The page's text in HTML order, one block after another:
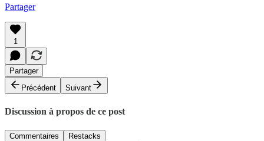
Partager
1
Partager
Précédent
Suivant
Discussion à propos de ce post
Commentaires Restacks